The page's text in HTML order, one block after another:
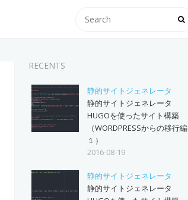
RECENTS
静的サイトジェネレータ
静的サイトジェネレータ
HUGOを使ったサイト構築
（WORDPRESSからの移行編
１）
2016-08-19
静的サイトジェネレータ
静的サイトジェネレータ